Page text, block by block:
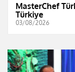
MasterChef
Türkiye
03/08/2026